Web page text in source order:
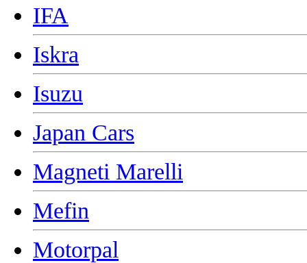
IFA
Iskra
Isuzu
Japan Cars
Magneti Marelli
Mefin
Motorpal